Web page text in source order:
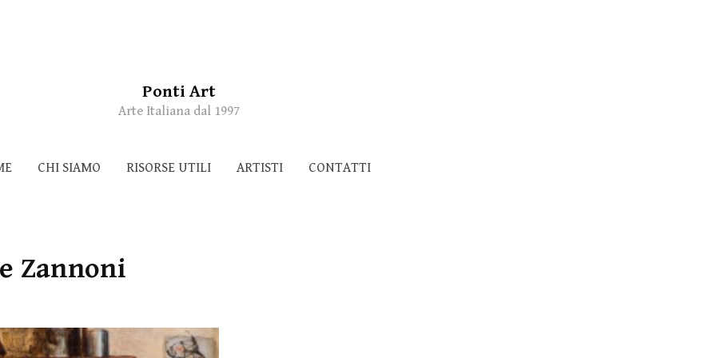
Ponti Art
Arte Italiana dal 1997
CHI SIAMO RISORSE UTILI ARTISTI CONTATTI
Zannoni